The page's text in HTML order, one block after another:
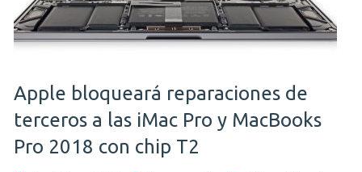
Apple bloqueará reparaciones de
terceros a las iMac Pro y MacBooks
Pro 2018 con chip T2